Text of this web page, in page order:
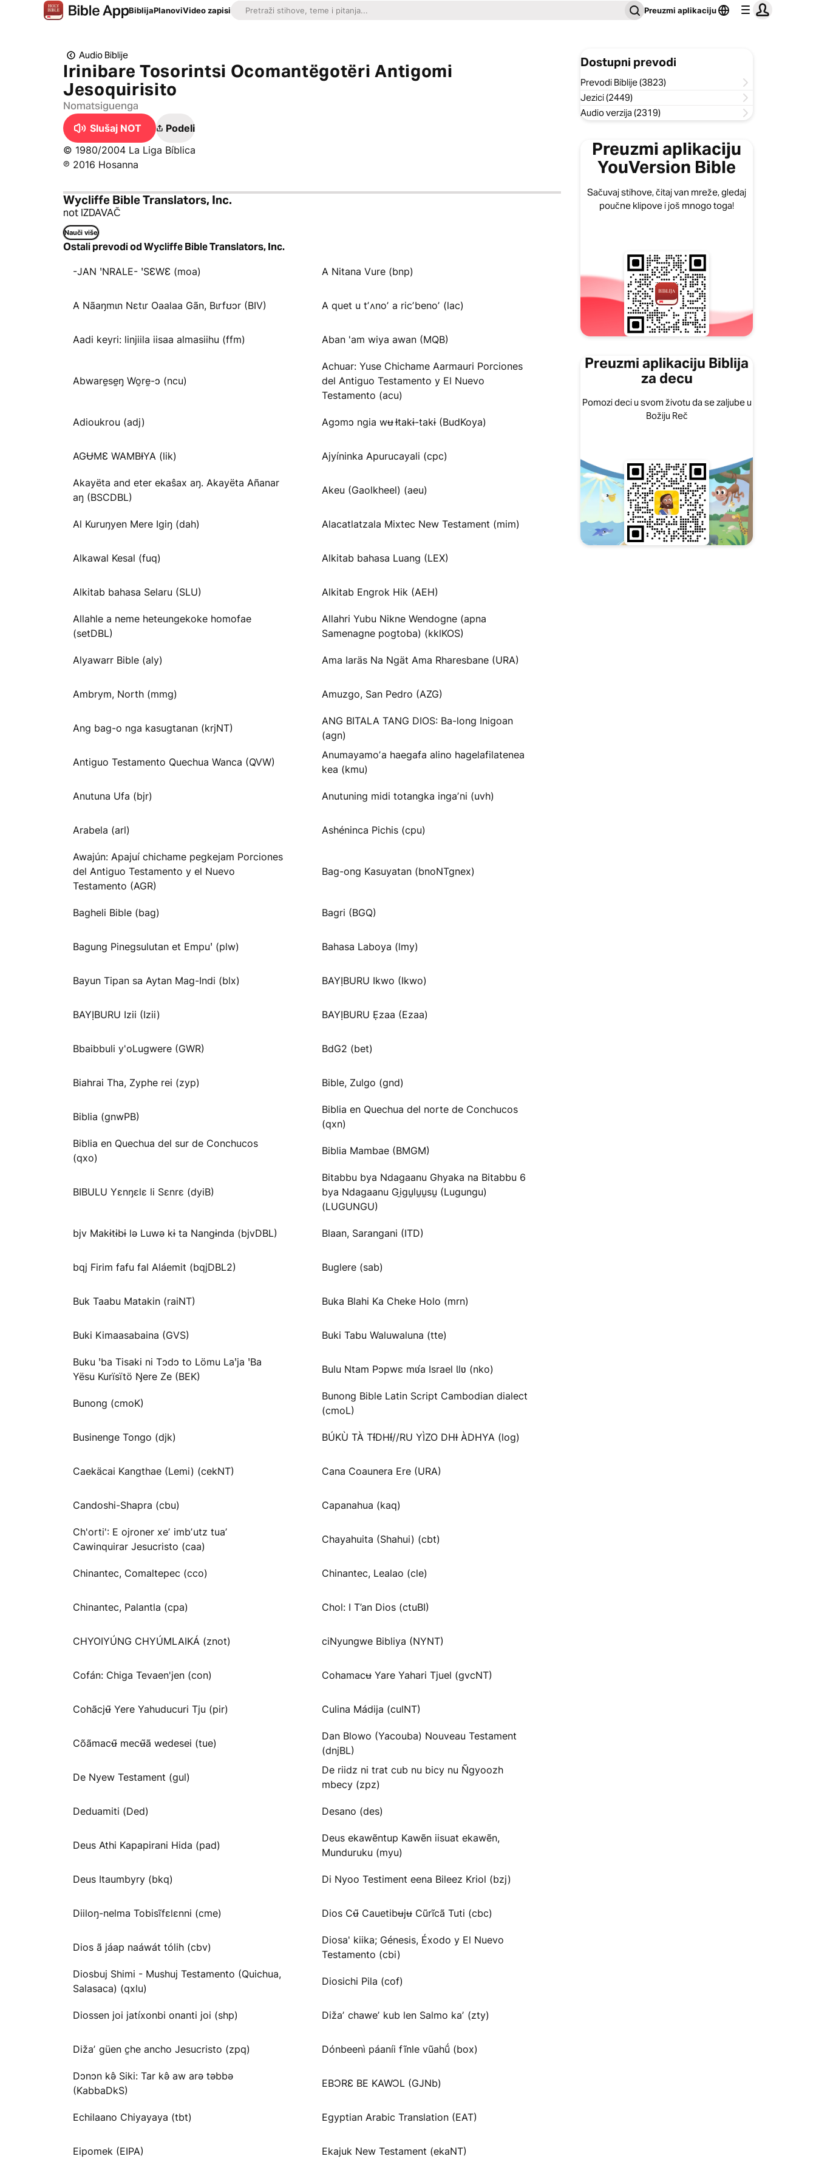
BiblijaPlanoviVideo zapisi Preuzmi aplikaciju
Audio Biblije
Irinibare Tosorintsi Ocomantëgotëri Antigomi
Jesoquirisito
Nomatsiguenga
Slušaj NOT
Podeli
© 1980/2004 La Liga Bíblica
℗ 2016 Hosanna
Wycliffe Bible Translators, Inc.
not IZDAVAČ
Nauči više
Ostali prevodi od Wycliffe Bible Translators, Inc.
-JAN ꞌNRALE- ꞌSƐWƐ (moa) A Nitana Vure (bnp)
A Nãaŋmɩn Nɛtɩr Oaalaa Gãn, Bɩrfʊɔr (BIV) A quet u tʼʌnoʼ a ricʼbenoʼ (lac)
Aadi keyri: linjiila iisaa almasiihu (ffm) Aban 'am wiya awan (MQB)
Abware̱se̱ŋ Wo̱re̱-ɔ (ncu)
Achuar: Yuse Chichame Aarmauri Porciones
del Antiguo Testamento y El Nuevo
Testamento (acu)
Adioukrou (adj) Agɔmɔ ngia wʉ Ɨtakɨ-takɨ (BudKoya)
AGɄMƐ WAMBƗYA (lik) Ajyíninka Apurucayali (cpc)
Akayëta and eter ekaŝax aŋ. Akayëta Añanar
aŋ (BSCDBL)
Akeu (Gaolkheel) (aeu)
Al Kuruŋyen Mere Igiŋ (dah) Alacatlatzala Mixtec New Testament (mim)
Alkawal Kesal (fuq) Alkitab bahasa Luang (LEX)
Alkitab bahasa Selaru (SLU) Alkitab Engrok Hik (AEH)
Allahle a neme heteungekoke homofae
(setDBL)
Allahri Yubu Nikne Wendogne (apna
Samenagne pogtoba) (kklKOS)
Alyawarr Bible (aly) Ama Iaräs Na Ngät Ama Rharesbane (URA)
Ambrym, North (mmg) Amuzgo, San Pedro (AZG)
Ang bag-o nga kasugtanan (krjNT)
ANG BITALA TANG DIOS: Ba-long Inigoan
(agn)
Antiguo Testamento Quechua Wanca (QVW)
Anumayamoʼa haegafa alino hagelafilatenea
kea (kmu)
Anutuna Ufa (bjr) Anutuning midi totangka ingaʼni (uvh)
Arabela (arl) Ashéninca Pichis (cpu)
Awajún: Apajuí chichame pegkejam Porciones
del Antiguo Testamento y el Nuevo
Testamento (AGR)
Bag-ong Kasuyatan (bnoNTgnex)
Bagheli Bible (bag) Bagri (BGQ)
Bagung Pinegsulutan et Empuꞌ (plw) Bahasa Laboya (lmy)
Bayun Tipan sa Aytan Mag-Indi (blx) BAYỊBURU Ikwo (Ikwo)
BAYỊBURU Izii (Izii) BAYỊBURU Ẹzaa (Ezaa)
Bbaibbuli y'oLugwere (GWR) BdG2 (bet)
Biahrai Tha, Zyphe rei (zyp) Bible, Zulgo (gnd)
Biblia (gnwPB)
Biblia en Quechua del norte de Conchucos
(qxn)
Biblia en Quechua del sur de Conchucos
(qxo)
Biblia Mambae (BMGM)
BIBULU Yɛnŋɛlɛ li Sɛnrɛ (dyiB)
Bitabbu bya Ndagaanu Ghyaka na Bitabbu 6
bya Ndagaanu Gi̱gu̱lu̱u̱su̱ (Lugungu)
(LUGUNGU)
bjv Makɨtɨbɨ lə Luwə kɨ ta Nangɨnda (bjvDBL) Blaan, Sarangani (ITD)
bqj Firim fafu fal Aláemit (bqjDBL2) Buglere (sab)
Buk Taabu Matakin (raiNT) Buka Blahi Ka Cheke Holo (mrn)
Buki Kimaasabaina (GVS) Buki Tabu Waluwaluna (tte)
Buku ꞌba Tisaki ni Tɔdɔ to Lömu Laꞌja ꞌBa
Yësu Kurïsïtö Ŋere Ze (BEK)
Bulu Ntam Pɔpwɛ mʋ́a Israel Ɩlʋ (nko)
Bunong (cmoK)
Bunong Bible Latin Script Cambodian dialect
(cmoL)
Businenge Tongo (djk) BÚKÙ TÀ TƗ́DHƗ́//RU YÌZO DHƗ ÀDHYA (log)
Caekäcai Kangthae (Lemi) (cekNT) Cana Coaunera Ere (URA)
Candoshi-Shapra (cbu) Capanahua (kaq)
Ch'orti': E ojroner xeʼ imbʼutz tuaʼ
Cawinquirar Jesucristo (caa)
Chayahuita (Shahui) (cbt)
Chinantec, Comaltepec (cco) Chinantec, Lealao (cle)
Chinantec, Palantla (cpa) Chol: I T’an Dios (ctuBI)
CHYOIYÚNG CHYÚMLAIKÁ (znot) ciNyungwe Bibliya (NYNT)
Cofán: Chiga Tevaen'jen (con) Cohamacʉ Yare Yahari Tjuel (gvcNT)
Cohãcjʉ̃ Yere Yahuducuri Tju (pir) Culina Mádija (culNT)
Cõãmacʉ̃ mecʉ̃ã wedesei (tue)
Dan Blowo (Yacouba) Nouveau Testament
(dnjBL)
De Nyew Testament (gul)
De riidz ni trat cub nu bicy nu Ñgyoozh
mbecy (zpz)
Deduamiti (Ded) Desano (des)
Deus Athi Kapapirani Hida (pad)
Deus ekawẽntup Kawẽn iisuat ekawẽn,
Munduruku (myu)
Deus Itaumbyry (bkq) Di Nyoo Testiment eena Bileez Kriol (bzj)
Diiloŋ-nelma Tobisĩfɛlɛnni (cme) Dios Cʉ̃ Cauetibʉjʉ Cũrĩcã Tuti (cbc)
Dios ã jáap naáwát tólih (cbv)
Diosa' kiika; Génesis, Éxodo y El Nuevo
Testamento (cbi)
Diosbuj Shimi - Mushuj Testamento (Quichua,
Salasaca) (qxlu)
Diosichi Pila (cof)
Diossen joi jatíxonbi onanti joi (shp) Dižaʼ chaweʼ kub len Salmo kaʼ (zty)
Dižaʼ güen c̱he ancho Jesucristo (zpq) Dónbeenì páaníi fĩnle vũahṹ (box)
Dɔnɔn kə̂ Siki: Tar kə̂ aw arə təbbə
(KabbaDkS)
EBƆRƐ BE KAWƆL (GJNb)
Echilaano Chiyayaya (tbt) Egyptian Arabic Translation (EAT)
Eipomek (EIPA) Ekajuk New Testament (ekaNT)
Dostupni prevodi
Prevodi Biblije (3823)
Jezici (2449)
Audio verzija (2319)
Preuzmi aplikaciju
YouVersion Bible
Sačuvaj stihove, čitaj van mreže, gledaj
poučne klipove i još mnogo toga!
Preuzmi aplikaciju Biblija
za decu
Pomozi deci u svom životu da se zaljube u
Božiju Reč